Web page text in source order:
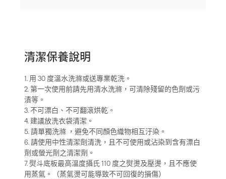
清潔保養說明
1. 用 30 度溫水洗滌或送專業乾洗。
2. 第一次使用前請先用清水洗滌，可清除殘留的色劑或污
漬等。
3. 不可漂白、不可翻滾烘乾。​
4. 建議放洗衣袋清潔。 ​
5. 請單獨洗滌 ，避免不同顏色織物相互汙染。​
6. 請使用中性清潔劑清洗，且不可使用或沾染到含有漂白
劑或螢光劑之清潔劑。 ​
7. 熨斗底板最高溫度攝氏 110 度之熨燙及壓燙，且不應使
用蒸氣。（蒸氣燙可能導致不可回復的損傷）